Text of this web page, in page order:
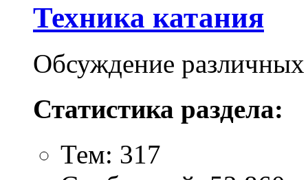
Техника катания
Обсуждение различных
Статистика раздела:
Тем: 317